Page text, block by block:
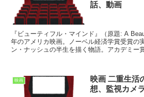
話、動画
『ビューティフル・マインド』（原題: A
年のアメリカ映画。ノーベル経済学賞受賞の
ン・ナッシュの半生を描く物語。アカデミー
映画
映画 二重生活
想、監視カメ